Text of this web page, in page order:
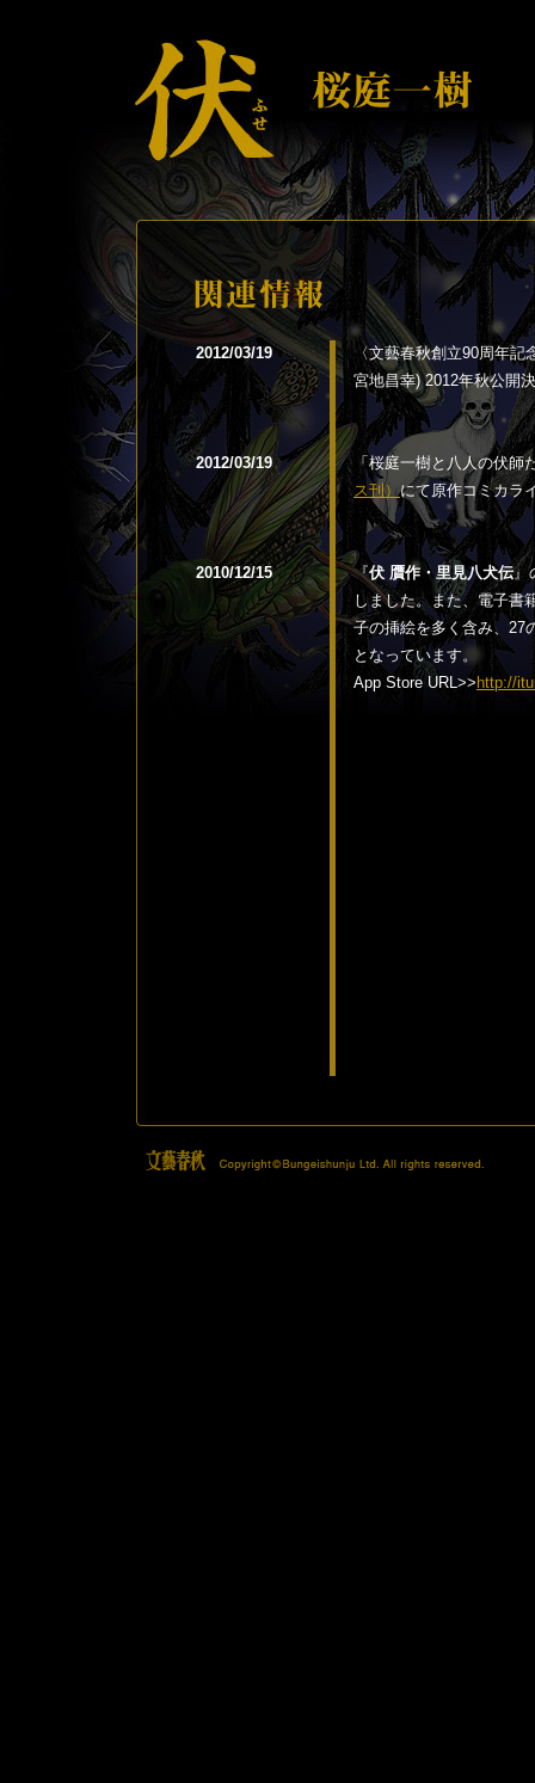
2012/03/19
〈文藝春秋創立90周年
宮地昌幸) 2012年秋公
2012/03/19
「桜庭一樹と八人の伏
ス刊）にて原作コミカラ
2010/12/15 『伏 贋作・里見八犬伝』
しました。また、電子書
子の挿絵を多く含み、27
となっています。
App Store URL>> http://